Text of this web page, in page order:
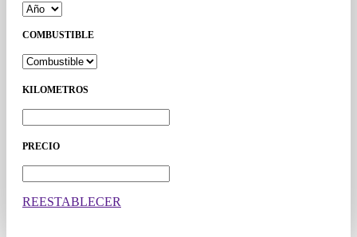
COMBUSTIBLE
KILOMETROS
PRECIO
REESTABLECER